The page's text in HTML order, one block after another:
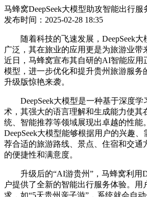
马蜂窝DeepSeek大模型助攻智能出行
发布时间：2025-02-28 18:35
随着科技的飞速发展，DeepSeek大
广泛，其在旅业的应用更是为旅游业带
近日，马蜂窝宣布其自研的AI智能应用
模型，进一步优化和提升贵州旅游服务
升级版惊艳来袭。
DeepSeek大模型是一种基于深度学
术，其强大的语言理解和生成能力使其
统、智能推荐等领域展现出卓越的性能
DeepSeek大模型能够根据用户的兴趣
荐合适的旅游路线、景点、住宿和交通
的便捷性和满意度。
升级后的“AI游贵州”，马蜂窝利用
户提供了全新的智能出行服务体验。用
求，如“5天贵州亲子游”，系统就会自